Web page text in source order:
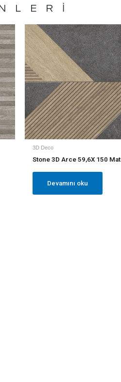
3D Deco
Stone 3D Arce 59,6X 150 Mat
Devamını oku